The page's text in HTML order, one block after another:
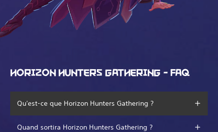
HORIZON HUNTERS GATHERING - FAQ
Qu'est-ce que Horizon Hunters Gathering ?
Quand sortira Horizon Hunters Gathering ?